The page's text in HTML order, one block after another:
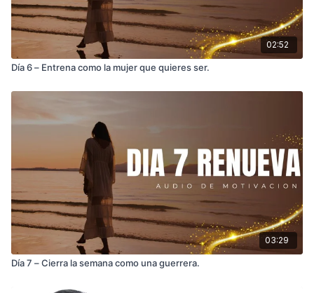
02:52
Día 6 – Entrena como la mujer que quieres ser.
03:29
Día 7 – Cierra la semana como una guerrera.